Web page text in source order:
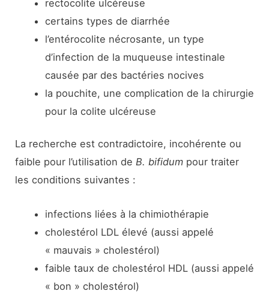
rectocolite ulcéreuse
certains types de diarrhée
l’entérocolite nécrosante, un type
d’infection de la muqueuse intestinale
causée par des bactéries nocives
la pouchite, une complication de la chirurgie
pour la colite ulcéreuse
La recherche est contradictoire, incohérente ou
faible pour l’utilisation deB. bifidum pour traiter
les conditions suivantes :
infections liées à la chimiothérapie
cholestérol LDL élevé (aussi appelé
« mauvais » cholestérol)
faible taux de cholestérol HDL (aussi appelé
« bon » cholestérol)